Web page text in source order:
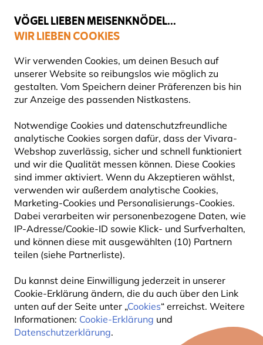
VÖGEL LIEBEN MEISENKNÖDEL...
WIR LIEBEN COOKIES
Wir verwenden Cookies, um deinen Besuch auf
unserer Website so reibungslos wie möglich zu
gestalten. Vom Speichern deiner Präferenzen bis hin
zur Anzeige des passenden Nistkastens.
Notwendige Cookies und datenschutzfreundliche
analytische Cookies sorgen dafür, dass der Vivara-
Webshop zuverlässig, sicher und schnell funktioniert
und wir die Qualität messen können. Diese Cookies
sind immer aktiviert. Wenn du Akzeptieren wählst,
verwenden wir außerdem analytische Cookies,
Marketing-Cookies und Personalisierungs-Cookies.
Dabei verarbeiten wir personenbezogene Daten, wie
IP-Adresse/Cookie-ID sowie Klick- und Surfverhalten,
und können diese mit ausgewählten (10) Partnern
teilen (siehe Partnerliste).
Du kannst deine Einwilligung jederzeit in unserer
Cookie-Erklärung ändern, die du auch über den Link
unten auf der Seite unter „Cookies“ erreichst. Weitere
Informationen: Cookie-Erklärung und
Datenschutzerklärung.
Top-bewertet in 11 Ländern
Gratis Versand ab 49 €
Blog Tierarten Sumpfmeise
SUMPFMEISE
26 September 2024 TIERARTEN VÖGEL
KURZBESCHREIBUNG SUMPFMEISE
Sie ist genauso gross wie die Blaumeise.
Oben ist sie braun-grau gefärbt und ihr Kopf wirkt klein.